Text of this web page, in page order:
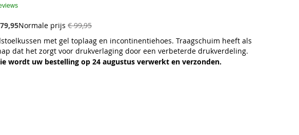
Normale prijs € 99,95
met gel toplaag en incontinentiehoes. Traagschuim heeft als
dat het zorgt voor drukverlaging door een verbeterde drukverdeling.
wordt uw bestelling op 24 augustus verwerkt en verzonden.